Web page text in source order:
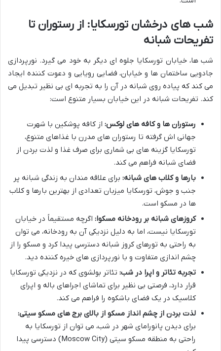
شب های درخشان تورسکایا: از رستوران تا
تفریحات شبانه
شب ها، خیابان تورسکایا جلوه ای دیگر به خود می گیرد. نورپردازی
جادویی ساختمان ها و خیابان، فضایی رویایی و دعوت کننده ایجاد
می کند که پیاده روی شبانه در آن را به تجربه ای بی نظیر تبدیل می
کند. تفریحات شبانه در این خیابان بسیار متنوع است:
رستوران ها و کافه های لوکس: از کافه پوشکین با شهرت
جهانی اش گرفته تا رستوران های مدرن با غذاهای متنوع،
تورسکایا گزینه های بی شماری برای صرف غذا و لذت بردن از
فضای شبانه فراهم می کند.
بارها و کلاب های شبانه: برای علاقه مندان به زندگی شبانه پر
جنب و جوش، تورسکایا میزبان تعدادی از بهترین بارها و کلاب
ها در مسکو است.
کروزهای شبانه بر رودخانه مسکوا: اگرچه مستقیماً در خیابان
تورسکایا نیست، اما به دلیل نزدیکی آن به رودخانه، می توان
به راحتی به تورهای کروز شبانه دسترسی پیدا کرد و مسکو را از
چشم اندازی متفاوت و با نورپردازی های خیره کننده دید.
تجربه تئاتر و اپرا در شب: تئاتر بولشوی که در نزدیکی تورسکایا
قرار دارد، فرصتی بی نظیر برای تماشای اجراهای باله و اپرای
کلاسیک در یک فضای باشکوه را فراهم می کند.
لذت بردن از چشم انداز مسکو از بالای برج های مسکو سیتی:
برای دیدن پانورامای شهر در شب، می توان از تورسکایا به
راحتی به منطقه مسکو سیتی (Moscow City) دسترسی پیدا